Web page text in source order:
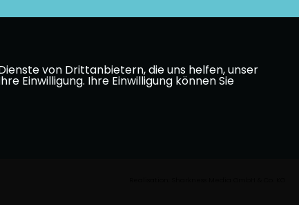
von Drittanbietern, die uns helfen, unser
Einwilligung. Ihre Einwilligung können Sie